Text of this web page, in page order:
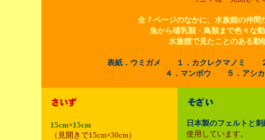
全７ページのなかに、水族館の仲間
魚から哺乳類・鳥類まで色々な
水族館で見たことのある動
表紙．ウミガメ １．カクレクマノミ
４．マンボウ ５．アシ
15cm×15cm
（見開きで15cm×30cm）
日本製のフェルトと
使用しています。